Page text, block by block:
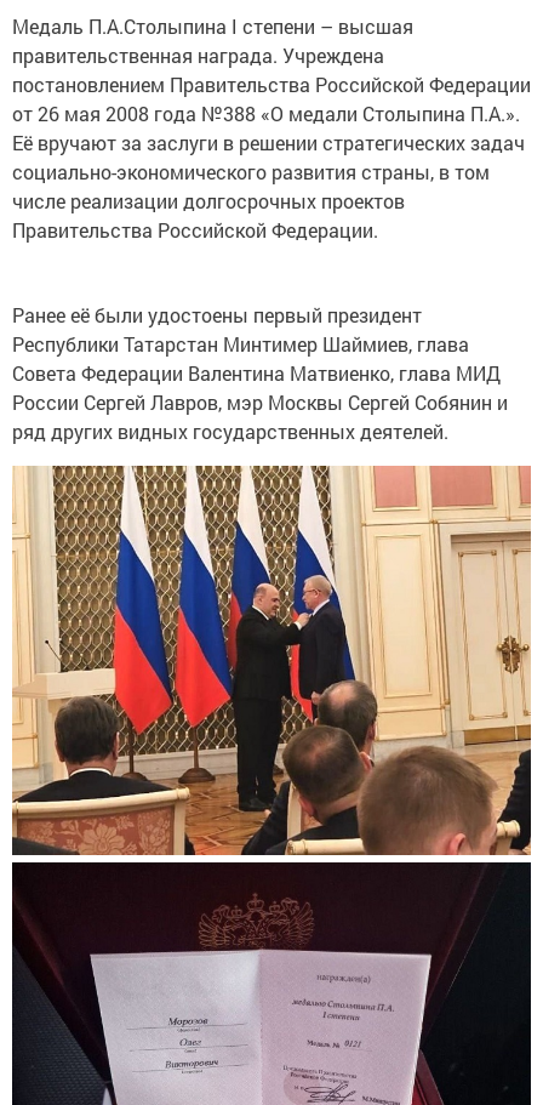
Медаль П.А.Столыпина I степени – высшая
правительственная награда. Учреждена
постановлением Правительства Российской Федерации
от 26 мая 2008 года №388 «О медали Столыпина П.А.».
Её вручают за заслуги в решении стратегических задач
социально-экономического развития страны, в том
числе реализации долгосрочных проектов
Правительства Российской Федерации.
Ранее её были удостоены первый президент
Республики Татарстан Минтимер Шаймиев, глава
Совета Федерации Валентина Матвиенко, глава МИД
России Сергей Лавров, мэр Москвы Сергей Собянин и
ряд других видных государственных деятелей.